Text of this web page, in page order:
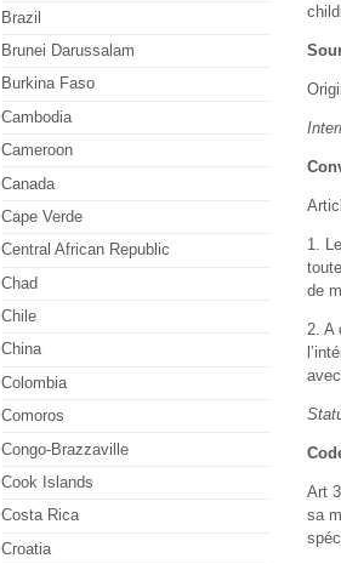
1.
de
2. A
Art
sa
Brazil
Brunei Darussalam
Burkina Faso
Cambodia
Cameroon
Canada
Cape Verde
Central African Republic
Chad
Chile
China
Colombia
Comoros
Congo-Brazzaville
Cook Islands
Costa Rica
Croatia